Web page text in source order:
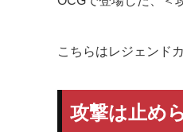
こちらはレジェンド
攻撃は止め